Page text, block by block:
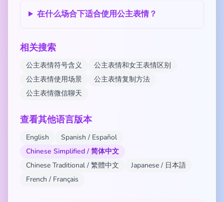
在什么场合下适合使用公主表情？
相关搜索
公主表情符号含义
公主表情和女王表情区别
公主表情使用场景
公主表情复制方法
公主表情微信聊天
查看其他语言版本
English
Spanish / Español
Chinese Simplified / 简体中文
Chinese Traditional / 繁體中文
Japanese / 日本語
French / Français